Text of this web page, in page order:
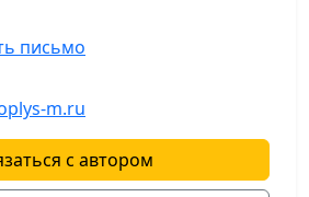
письмо
m.ru
с автором